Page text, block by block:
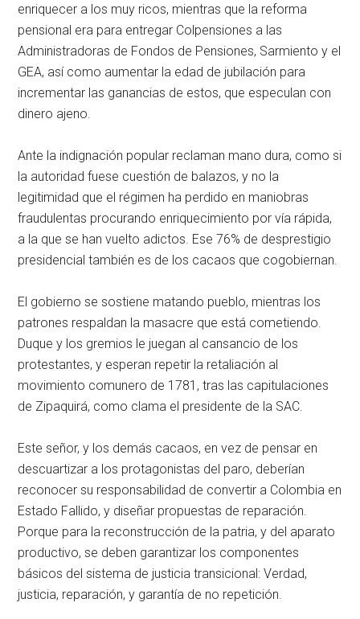
enriquecer a los muy ricos, mientras que la reforma
pensional era para entregar Colpensiones a las
Administradoras de Fondos de Pensiones, Sarmiento y el
GEA, así como aumentar la edad de jubilación para
incrementar las ganancias de estos, que especulan con
dinero ajeno.
Ante la indignación popular reclaman mano dura, como si
la autoridad fuese cuestión de balazos, y no la
legitimidad que el régimen ha perdido en maniobras
fraudulentas procurando enriquecimiento por vía rápida,
a la que se han vuelto adictos. Ese 76% de desprestigio
presidencial también es de los cacaos que cogobiernan.
El gobierno se sostiene matando pueblo, mientras los
patrones respaldan la masacre que está cometiendo.
Duque y los gremios le juegan al cansancio de los
protestantes, y esperan repetir la retaliación al
movimiento comunero de 1781, tras las capitulaciones
de Zipaquirá, como clama el presidente de la SAC.
Este señor, y los demás cacaos, en vez de pensar en
descuartizar a los protagonistas del paro, deberían
reconocer su responsabilidad de convertir a Colombia en
Estado Fallido, y diseñar propuestas de reparación.
Porque para la reconstrucción de la patria, y del aparato
productivo, se deben garantizar los componentes
básicos del sistema de justicia transicional: Verdad,
justicia, reparación, y garantía de no repetición.